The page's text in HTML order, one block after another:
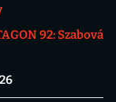
92: Szabová